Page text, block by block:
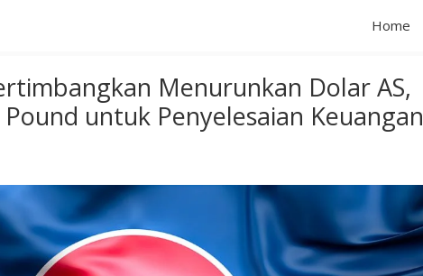
Home
Menurunkan Dolar AS,
Pound untuk Penyelesaian Keuangan